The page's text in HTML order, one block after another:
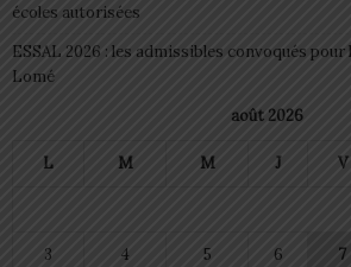
écoles autorisées
ESSAL 2026 : les admissibles convoqués
Lomé
août 2026
L M M J V
3 4 5 6 7